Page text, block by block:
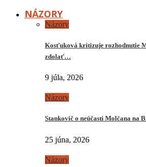
NÁZORY
Názory
Kosťuková kritizuje rozhodnutie
zdolať…
9 júla, 2026
Názory
Stankovič o neúčasti Molčana na
25 júna, 2026
Názory